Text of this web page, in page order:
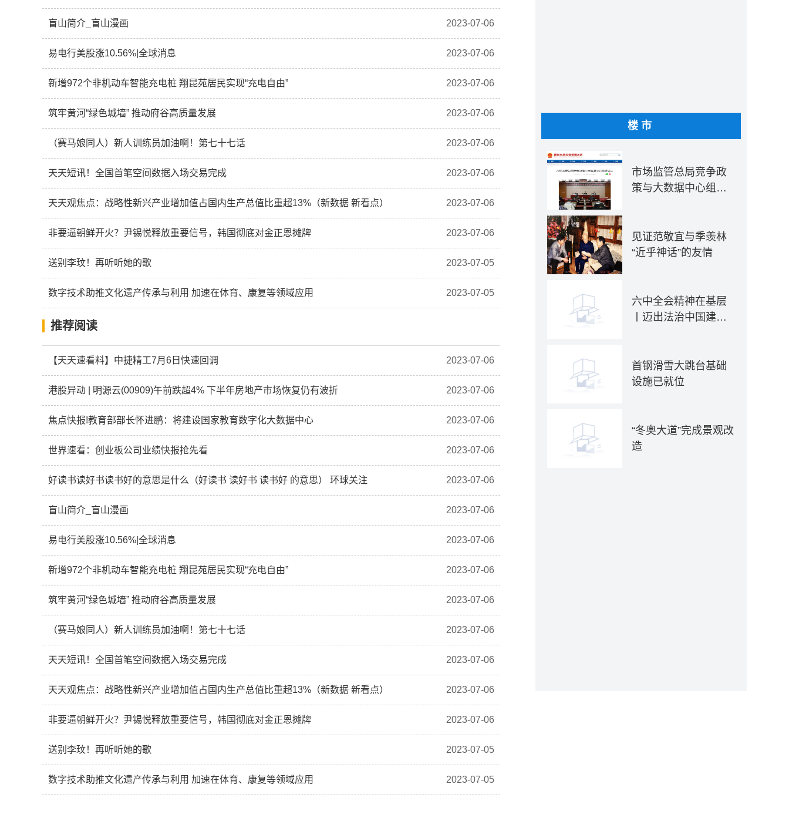
盲山简介_盲山漫画 2023-07-06
易电行美股涨10.56%|全球消息 2023-07-06
新增972个非机动车智能充电桩 翔昆苑居民实现“充电自由” 2023-07-06
筑牢黄河“绿色城墙” 推动府谷高质量发展 2023-07-06
（赛马娘同人）新人训练员加油啊！第七十七话 2023-07-06
天天短讯！全国首笔空间数据入场交易完成 2023-07-06
天天观焦点：战略性新兴产业增加值占国内生产总值比重超13%（新数据 新看点） 2023-07-06
非要逼朝鲜开火？尹锡悦释放重要信号，韩国彻底对金正恩摊牌 2023-07-06
送别李玟！再听听她的歌 2023-07-05
数字技术助推文化遗产传承与利用 加速在体育、康复等领域应用 2023-07-05
推荐阅读
【天天速看料】中捷精工7月6日快速回调 2023-07-06
港股异动 | 明源云(00909)午前跌超4% 下半年房地产市场恢复仍有波折 2023-07-06
焦点快报!教育部部长怀进鹏：将建设国家教育数字化大数据中心 2023-07-06
世界速看：创业板公司业绩快报抢先看 2023-07-06
好读书读好书读书好的意思是什么（好读书 读好书 读书好 的意思） 环球关注 2023-07-06
盲山简介_盲山漫画 2023-07-06
易电行美股涨10.56%|全球消息 2023-07-06
新增972个非机动车智能充电桩 翔昆苑居民实现“充电自由” 2023-07-06
筑牢黄河“绿色城墙” 推动府谷高质量发展 2023-07-06
（赛马娘同人）新人训练员加油啊！第七十七话 2023-07-06
天天短讯！全国首笔空间数据入场交易完成 2023-07-06
天天观焦点：战略性新兴产业增加值占国内生产总值比重超13%（新数据 新看点） 2023-07-06
非要逼朝鲜开火？尹锡悦释放重要信号，韩国彻底对金正恩摊牌 2023-07-06
送别李玟！再听听她的歌 2023-07-05
数字技术助推文化遗产传承与利用 加速在体育、康复等领域应用 2023-07-05
楼市
市场监管总局竞争政
策与大数据中心组建
见证范敬宜与季羡林
“近乎神话”的友情
六中全会精神在基层
丨迈出法治中国建设
推动全面依法治国新
实践
首钢滑雪大跳台基础
设施已就位
“冬奥大道”完成景观改
造